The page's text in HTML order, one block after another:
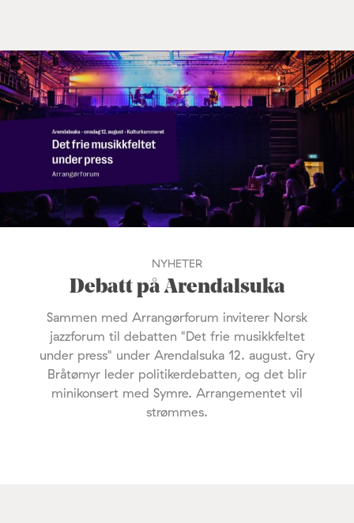
NYHETER
Debatt på Arendalsuka
Sammen med Arrangørforum inviterer Norsk
jazzforum til debatten "Det frie musikkfeltet
under press" under Arendalsuka 12. august. Gry
Bråtømyr leder politikerdebatten, og det blir
minikonsert med Symre. Arrangementet vil
strømmes.